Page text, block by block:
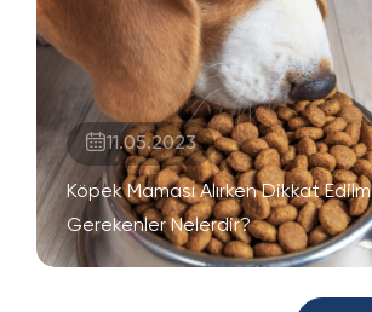
11.05.2023
Köpek Maması Alırken Dikkat
Gerekenler Nelerdir?